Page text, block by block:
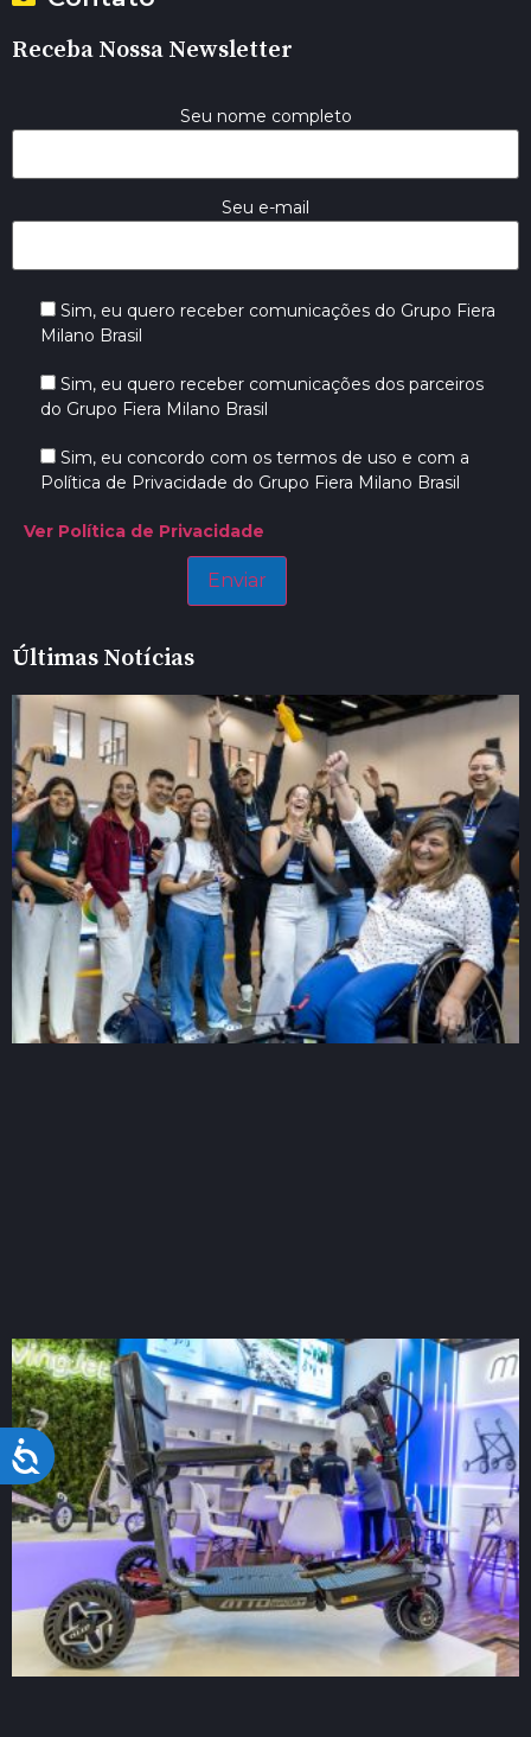
Acessibilidade
Receba Nossa Newsletter
Seu nome completo
Seu e-mail
Sim, eu quero receber comunicações do Grupo Fiera
Milano Brasil
Sim, eu quero receber comunicações dos parceiros
do Grupo Fiera Milano Brasil
Sim, eu concordo com os termos de uso e com a
Política de Privacidade do Grupo Fiera Milano Brasil
Ver Política de Privacidade
Últimas Notícias